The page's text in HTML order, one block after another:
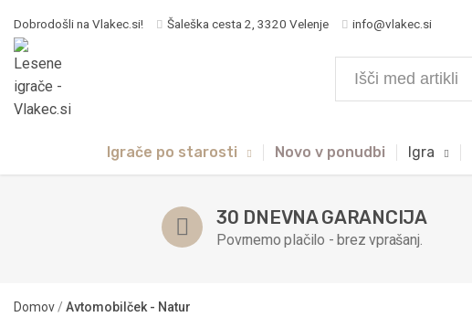
Dobrodošli na Vlakec.si! Šaleška cesta 2, 3320 Velenje info@vlakec.si
Igrače po starosti Novo v ponudbi Igra
30 DNEVNA GARANCIJA
Povrnemo plačilo - brez vprašanj.
Domov / Avtomobilček - Natur